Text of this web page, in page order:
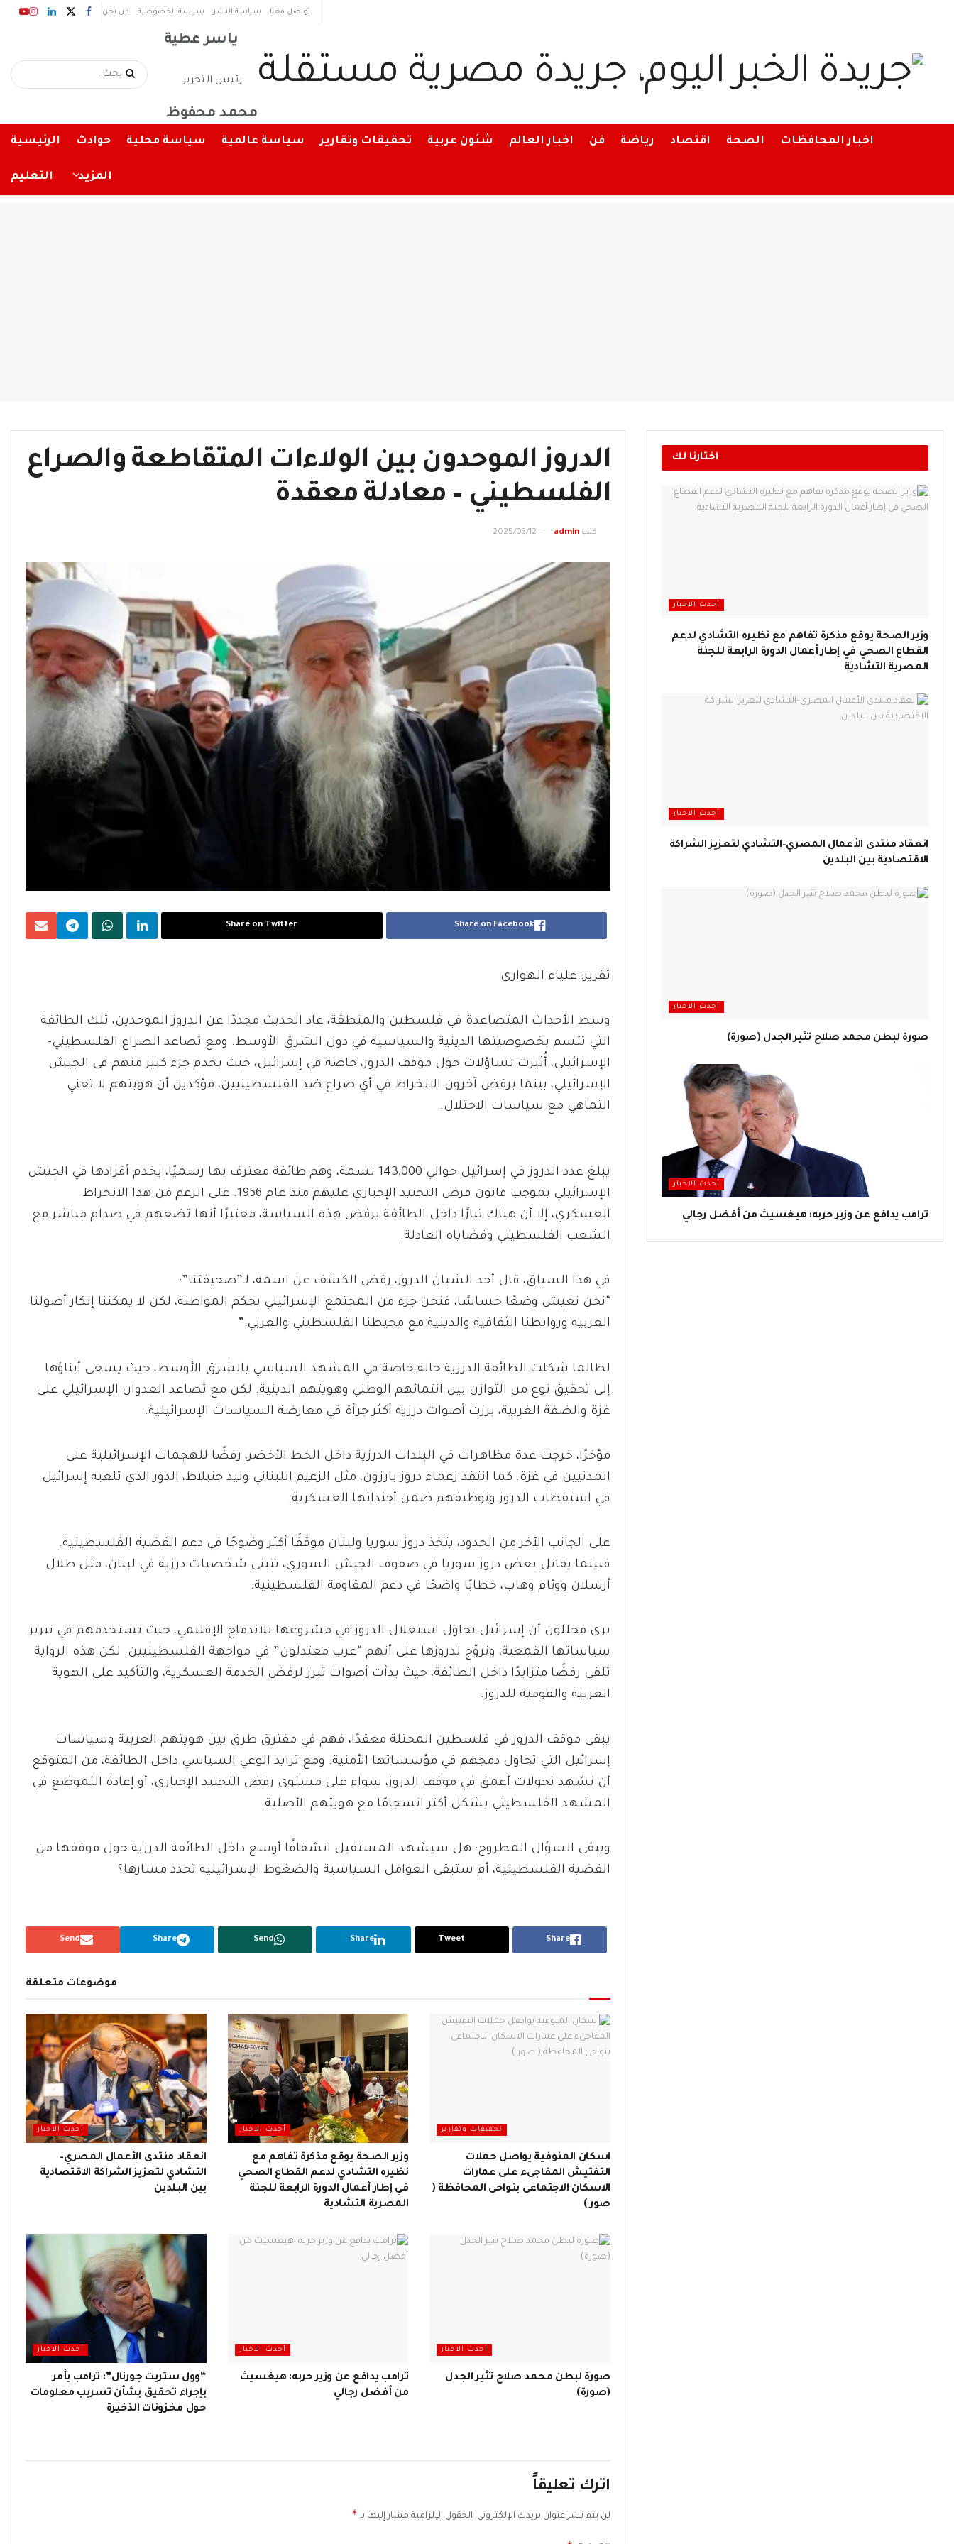
من نحن سياسة الخصوصية سياسة النشر تواصل معنا رئيس مجلس الإدارة
ياسر عطية
رئيس التحرير
محمد محفوظ
الرئيسية حوادث سياسة محلية سياسة عالمية تحقيقات وتقارير شئون عربية اخبار العالم فن رياضة اقتصاد الصحة اخبار المحافظات
التعليم المزيد
الدروز الموحدون بين الولاءات المتقاطعة والصراع
الفلسطيني – معادلة معقدة
كتب admin
2025/03/12
Share on Facebook
Share on Twitter
تقرير: علياء الهوارى
وسط الأحداث المتصاعدة في فلسطين والمنطقة، عاد الحديث مجددًا عن الدروز الموحدين، تلك الطائفة
التي تتسم بخصوصيتها الدينية والسياسية في دول الشرق الأوسط. ومع تصاعد الصراع الفلسطيني-
الإسرائيلي، أُثيرت تساؤلات حول موقف الدروز، خاصة في إسرائيل، حيث يخدم جزء كبير منهم في الجيش
الإسرائيلي، بينما يرفض آخرون الانخراط في أي صراع ضد الفلسطينيين، مؤكدين أن هويتهم لا تعني
التماهي مع سياسات الاحتلال.
يبلغ عدد الدروز في إسرائيل حوالي 143,000 نسمة، وهم طائفة معترف بها رسميًا، يخدم أفرادها في الجيش
الإسرائيلي بموجب قانون فرض التجنيد الإجباري عليهم منذ عام 1956. على الرغم من هذا الانخراط
العسكري، إلا أن هناك تيارًا داخل الطائفة يرفض هذه السياسة، معتبرًا أنها تضعهم في صدام مباشر مع
الشعب الفلسطيني وقضاياه العادلة.
في هذا السياق، قال أحد الشبان الدروز، رفض الكشف عن اسمه، لـ”صحيفتنا”:
“نحن نعيش وضعًا حساسًا، فنحن جزء من المجتمع الإسرائيلي بحكم المواطنة، لكن لا يمكننا إنكار أصولنا
العربية وروابطنا الثقافية والدينية مع محيطنا الفلسطيني والعربي.”
لطالما شكلت الطائفة الدرزية حالة خاصة في المشهد السياسي بالشرق الأوسط، حيث يسعى أبناؤها
إلى تحقيق نوع من التوازن بين انتمائهم الوطني وهويتهم الدينية. لكن مع تصاعد العدوان الإسرائيلي على
غزة والضفة الغربية، برزت أصوات درزية أكثر جرأة في معارضة السياسات الإسرائيلية.
مؤخرًا، خرجت عدة مظاهرات في البلدات الدرزية داخل الخط الأخضر، رفضًا للهجمات الإسرائيلية على
المدنيين في غزة. كما انتقد زعماء دروز بارزون، مثل الزعيم اللبناني وليد جنبلاط، الدور الذي تلعبه إسرائيل
في استقطاب الدروز وتوظيفهم ضمن أجنداتها العسكرية.
على الجانب الآخر من الحدود، يتخذ دروز سوريا ولبنان موقفًا أكثر وضوحًا في دعم القضية الفلسطينية.
فبينما يقاتل بعض دروز سوريا في صفوف الجيش السوري، تتبنى شخصيات درزية في لبنان، مثل طلال
أرسلان ووئام وهاب، خطابًا واضحًا في دعم المقاومة الفلسطينية.
يرى محللون أن إسرائيل تحاول استغلال الدروز في مشروعها للاندماج الإقليمي، حيث تستخدمهم في تبرير
سياساتها القمعية، وتروّج لدروزها على أنهم “عرب معتدلون” في مواجهة الفلسطينيين. لكن هذه الرواية
تلقى رفضًا متزايدًا داخل الطائفة، حيث بدأت أصوات تبرز لرفض الخدمة العسكرية، والتأكيد على الهوية
العربية والقومية للدروز.
يبقى موقف الدروز في فلسطين المحتلة معقدًا، فهم في مفترق طرق بين هويتهم العربية وسياسات
إسرائيل التي تحاول دمجهم في مؤسساتها الأمنية. ومع تزايد الوعي السياسي داخل الطائفة، من المتوقع
أن نشهد تحولات أعمق في موقف الدروز، سواء على مستوى رفض التجنيد الإجباري، أو إعادة التموضع في
المشهد الفلسطيني بشكل أكثر انسجامًا مع هويتهم الأصلية.
ويبقى السؤال المطروح: هل سيشهد المستقبل انشقاقًا أوسع داخل الطائفة الدرزية حول موقفها من
القضية الفلسطينية، أم ستبقى العوامل السياسية والضغوط الإسرائيلية تحدد مسارها؟
Share
Tweet
Share
Send
Share
Send
موضوعات متعلقة
تحقيقات وتقارير
اسكان المنوفية يواصل حملات
التفتيش المفاجىء على عمارات
الاسكان الاجتماعى بنواحى المحافظة (
صور )
أحدث الاخبار
وزير الصحة يوقع مذكرة تفاهم مع
نظيره التشادي لدعم القطاع الصحي
في إطار أعمال الدورة الرابعة للجنة
المصرية التشادية
أحدث الاخبار
انعقاد منتدى الأعمال المصري–
التشادي لتعزيز الشراكة الاقتصادية
بين البلدين
أحدث الاخبار
صورة لبطن محمد صلاح تثير الجدل
(صورة)
أحدث الاخبار
ترامب يدافع عن وزير حربه: هيغسيث
من أفضل رجالي
أحدث الاخبار
“وول ستريت جورنال”: ترامب يأمر
بإجراء تحقيق بشأن تسريب معلومات
حول مخزونات الذخيرة
اترك تعليقاً
لن يتم نشر عنوان بريدك الإلكتروني. الحقول الإلزامية مشار إليها بـ *
اختارنا لك
أحدث الاخبار
وزير الصحة يوقع مذكرة تفاهم مع نظيره التشادي لدعم
القطاع الصحي في إطار أعمال الدورة الرابعة للجنة
المصرية التشادية
أحدث الاخبار
انعقاد منتدى الأعمال المصري–التشادي لتعزيز الشراكة
الاقتصادية بين البلدين
أحدث الاخبار
صورة لبطن محمد صلاح تثير الجدل (صورة)
أحدث الاخبار
ترامب يدافع عن وزير حربه: هيغسيث من أفضل رجالي